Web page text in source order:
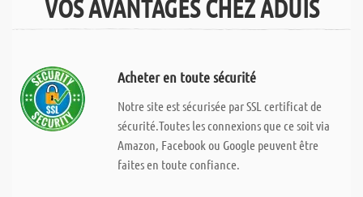
VOS AVANTAGES CHEZ ADUIS
Acheter en toute sécurité
Notre site est sécurisée par SSL certificat de
sécurité.Toutes les connexions que ce soit via
Amazon, Facebook ou Google peuvent être
faites en toute confiance.